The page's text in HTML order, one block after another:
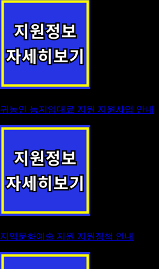
귀농인 농지임대료 지원 지원사업 안내
지역문화예술 지원 지원정책 안내